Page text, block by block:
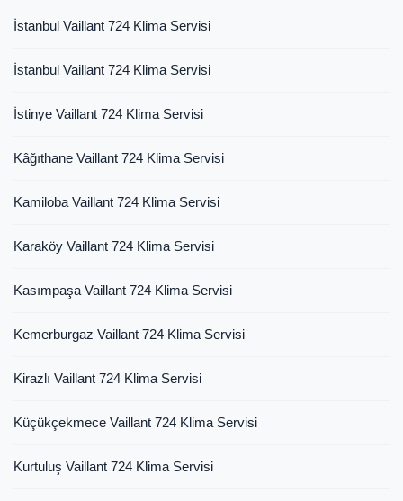
İstanbul Vaillant 724 Klima Servisi
İstanbul Vaillant 724 Klima Servisi
İstinye Vaillant 724 Klima Servisi
Kâğıthane Vaillant 724 Klima Servisi
Kamiloba Vaillant 724 Klima Servisi
Karaköy Vaillant 724 Klima Servisi
Kasımpaşa Vaillant 724 Klima Servisi
Kemerburgaz Vaillant 724 Klima Servisi
Kirazlı Vaillant 724 Klima Servisi
Küçükçekmece Vaillant 724 Klima Servisi
Kurtuluş Vaillant 724 Klima Servisi